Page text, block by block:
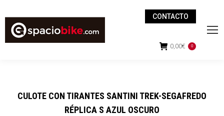
CONTACTO
0,00€ 0
CULOTE CON TIRANTES SANTINI TREK-SEGAFREDO
RÉPLICA S AZUL OSCURO